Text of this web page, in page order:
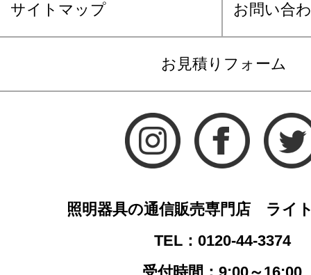
サイトマップ お問い合
お見積りフォーム
照明器具の通信販売専門店 ライ
TEL：0120-44-3374